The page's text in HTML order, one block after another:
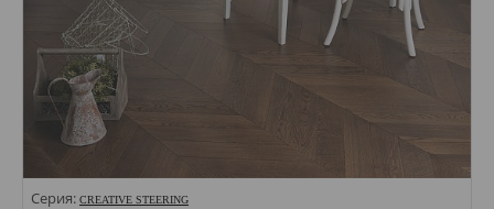
Серия: CREATIVE STEERING